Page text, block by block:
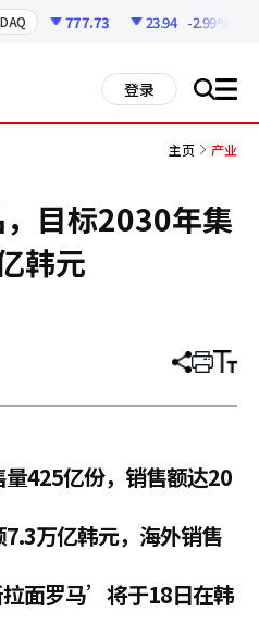
777.73 23.94 -2.99%
登录 搜 all
主页 产业
目标2030年集
韩元
分
章
打 调
小
425亿份，销售额达20
万亿韩元，海外销售
面罗马’将于18日在韩